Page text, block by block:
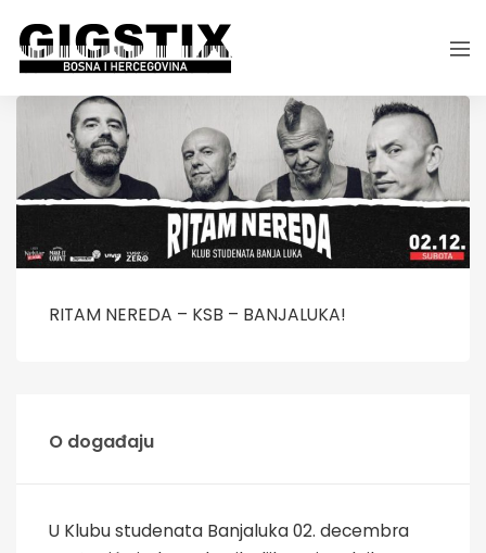
RITAM NEREDA – KSB – BANJALUKA!
O događaju
U Klubu studenata Banjaluka 02. decembra